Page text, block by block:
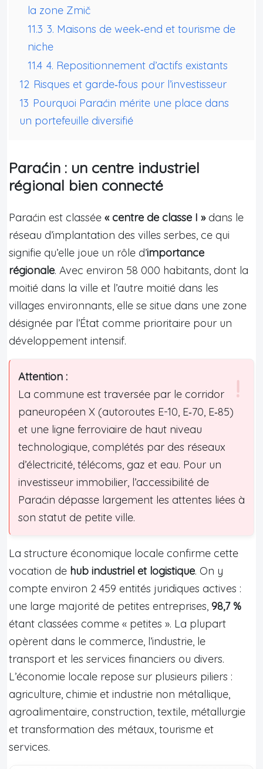
la zone Zmič
11.3 3. Maisons de week‑end et tourisme de
niche
11.4 4. Repositionnement d’actifs existants
12 Risques et garde‑fous pour l’investisseur
13 Pourquoi Paraćin mérite une place dans
un portefeuille diversifié
Paraćin : un centre industriel
régional bien connecté
Paraćin est classée « centre de classe I »dans le
réseau d’implantation des villes serbes, ce qui
signifie qu’elle joue un rôle d’importance
régionale. Avec environ 58 000 habitants, dont la
moitié dans la ville et l’autre moitié dans les
villages environnants, elle se situe dans une zone
désignée par l’État comme prioritaire pour un
développement intensif.
Attention :
La commune est traversée par le corridor
paneuropéen X (autoroutes E-10, E‑70, E‑85)
et une ligne ferroviaire de haut niveau
technologique, complétés par des réseaux
d’électricité, télécoms, gaz et eau. Pour un
investisseur immobilier, l’accessibilité de
Paraćin dépasse largement les attentes liées à
son statut de petite ville.
La structure économique locale confirme cette
vocation de hub industriel et logistique. On y
compte environ 2 459 entités juridiques actives :
une large majorité de petites entreprises, 98,7 %
étant classées comme « petites ». La plupart
opèrent dans le commerce, l’industrie, le
transport et les services financiers ou divers.
L’économie locale repose sur plusieurs piliers :
agriculture, chimie et industrie non métallique,
agroalimentaire, construction, textile, métallurgie
et transformation des métaux, tourisme et
services.